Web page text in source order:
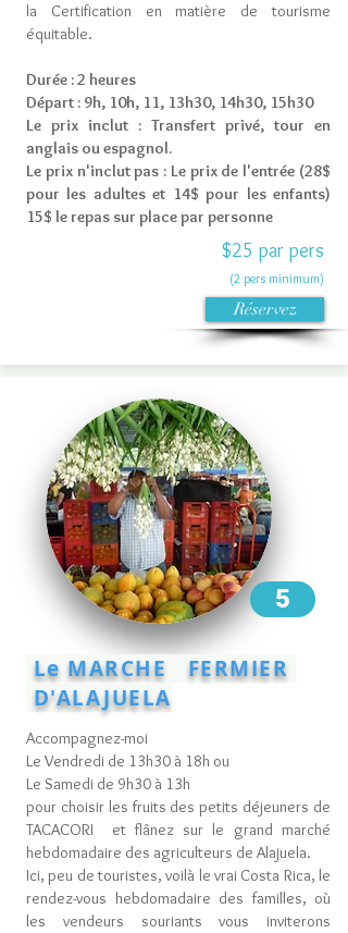
la Certification en matière de tourisme
équitable.
Durée : 2 heures
Départ : 9h, 10h, 11, 13h30, 14h30, 15h30
Le prix inclut : Transfert privé, tour en
anglais ou espagnol.
Le prix n'inclut pas : Le prix de l'entrée (28$
pour les adultes et 14$ pour les enfants)
15$ le repas sur place par personne
$25 par pers
(2 pers minimum)
Réservez
5
Le MARCHE FERMIER
D'ALAJUELA
Accompagnez-moi
Le Vendredi de 13h30 à 18h ou
Le Samedi de 9h30 à 13h
pour choisir les fruits des petits déjeuners de
TACACORI et flânez sur le grand marché
hebdomadaire des agriculteurs de Alajuela.
Ici, peu de touristes, voilà le vrai Costa Rica, le
rendez-vous hebdomadaire des familles, où
les vendeurs souriants vous inviterons